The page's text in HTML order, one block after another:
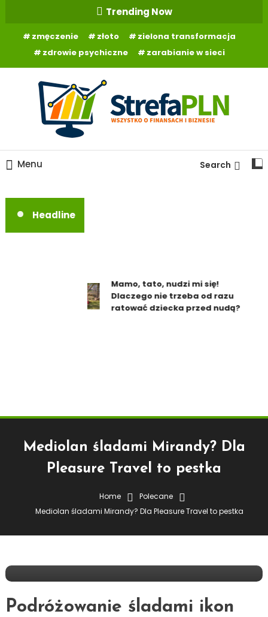
Content
Trending Now
zmęczenie złoto
zielona transformacja
zdrowie psychiczne
zarabianie w sieci
StrefaPLN.pl
Menu Search
Headline
Mamo, tato, nudzi mi się!
Dlaczego nie trzeba od razu
ratować dziecka przed nudą?
Mediolan śladami Mirandy? Dla
Pleasure Travel to pestka
Home
Polecane
Mediolan śladami Mirandy? Dla Pleasure Travel to pestka
redakcja serwisu
Mediolan Śladami Mirandy? Dla
Podróżowanie śladami ikon